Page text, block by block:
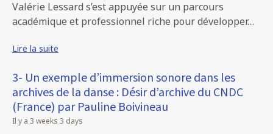
Valérie Lessard s’est appuyée sur un parcours
académique et professionnel riche pour développer…
Lire la suite
3- Un exemple d’immersion sonore dans les
archives de la danse : Désir d’archive du CNDC
(France) par Pauline Boivineau
Il y a 3 weeks 3 days